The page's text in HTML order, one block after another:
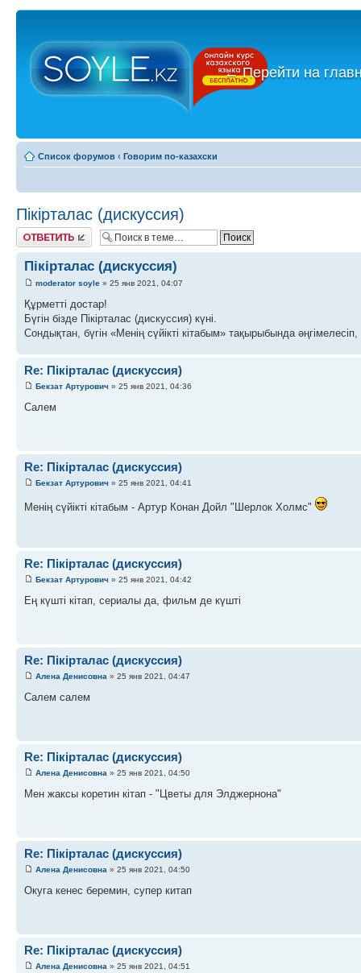
←Перейти на
Список форумов ‹ Говорим по-казахски
Пікірталас (дискуссия)
Ответить
Пікірталас (дискуссия)
moderator soyle » 25 янв 2021, 04:07
Құрметті достар!
Бүгін бізде Пікірталас (дискуссия) күні.
Сондықтан, бүгін «Менің сүйікті кітабым» тақырыбында
Re: Пікірталас (дискуссия)
Бекзат Артурович » 25 янв 2021, 04:36
Салем
Re: Пікірталас (дискуссия)
Бекзат Артурович » 25 янв 2021, 04:41
Менің сүйікті кітабым - Артур Конан Дойл "Шерлок Холмс"
Re: Пікірталас (дискуссия)
Бекзат Артурович » 25 янв 2021, 04:42
Ең күшті кітап, сериалы да, фильм де күшті
Re: Пікірталас (дискуссия)
Алена Денисовна » 25 янв 2021, 04:47
Салем салем
Re: Пікірталас (дискуссия)
Алена Денисовна » 25 янв 2021, 04:50
Мен жаксы коретин кітап - "Цветы для Элджернона"
Re: Пікірталас (дискуссия)
Алена Денисовна » 25 янв 2021, 04:50
Окуга кенес беремин, супер китап
Re: Пікірталас (дискуссия)
Алена Денисовна » 25 янв 2021, 04:51